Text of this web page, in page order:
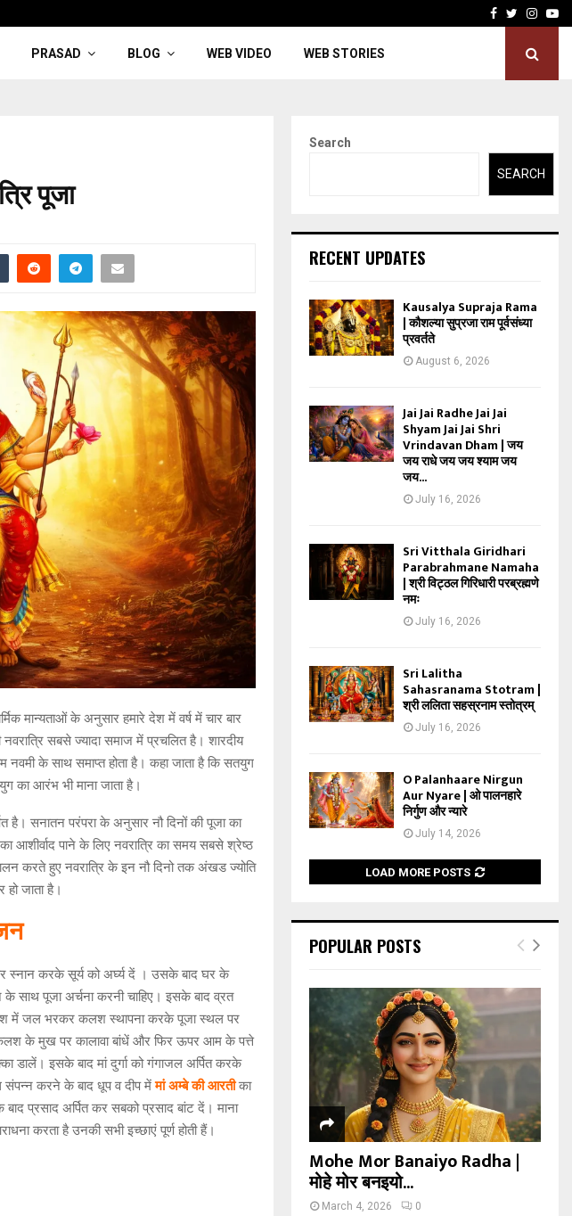
Facebook
Twitter
PRASAD BLOG WEB VIDEO WEB STORIES
पूजा
मान्यताओं के अनुसार हमारे देश में वर्ष में चार बार
सबसे ज्यादा समाज में प्रचलित है। शारदीय
नवमी के साथ समाप्त होता है। कहा जाता है कि सतयुग
का आरंभ भी माना जाता है।
है। सनातन परंपरा के अनुसार नौ दिनों की पूजा का
आशीर्वाद पाने के लिए नवरात्रि का समय सबसे श्रेष्ठ
करते हुए नवरात्रि के इन नौ दिनो तक अंखड ज्योति
जाता है।
स्नान करके सूर्य को अर्घ्य दें । उसके बाद घर के
साथ पूजा अर्चना करनी चाहिए। इसके बाद व्रत
में जल भरकर कलश स्थापना करके पूजा स्थल पर
के मुख पर कालावा बांधें और फिर ऊपर आम के पत्ते
इसके बाद मां दुर्गा को गंगाजल अर्पित करके
संपन्न करने के बाद धूप व दीप मेंमां अम्बे की आरतीका
प्रसाद अर्पित कर सबको प्रसाद बांट दें। माना
करता है उनकी सभी इच्छाएं पूर्ण होती हैं।
Search
SEARCH
RECENT UPDATES
Kausalya Supraja Rama
| कौशल्या सुप्रजा राम पूर्वसंध्या
प्रवर्तते
August 6, 2026
Jai Jai Radhe Jai Jai
Shyam Jai Jai Shri
Vrindavan Dham | जय
जय राधे जय जय श्याम जय
जय...
July 16, 2026
Sri Vitthala Giridhari
Parabrahmane Namaha
| श्री विट्ठल गिरिधारी परब्रह्मणे
नमः
July 16, 2026
Sri Lalitha
Sahasranama Stotram |
श्री ललिता सहस्रनाम स्तोत्रम्
July 16, 2026
O Palanhaare Nirgun
Aur Nyare | ओ पालनहारे
निर्गुण और न्यारे
July 14, 2026
LOAD MORE POSTS
POPULAR POSTS
Mohe Mor Banaiyo Radha |
मोहे मोर बनइयो...
March 4, 2026 0